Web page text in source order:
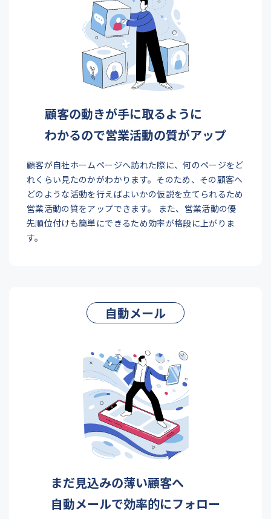
顧客の動きが手に取るように
わかるので営業活動の質がアップ
顧客が自社ホームページへ訪れた際に、何のページをど
れくらい見たのかがわかります。そのため、その顧客へ
どのような活動を行えばよいかの仮説を立てられるため
営業活動の質をアップできます。 また、営業活動の優
先順位付けも簡単にできるため効率が格段に上がりま
す。
自動メール
まだ見込みの薄い顧客へ
自動メールで効率的にフォロー